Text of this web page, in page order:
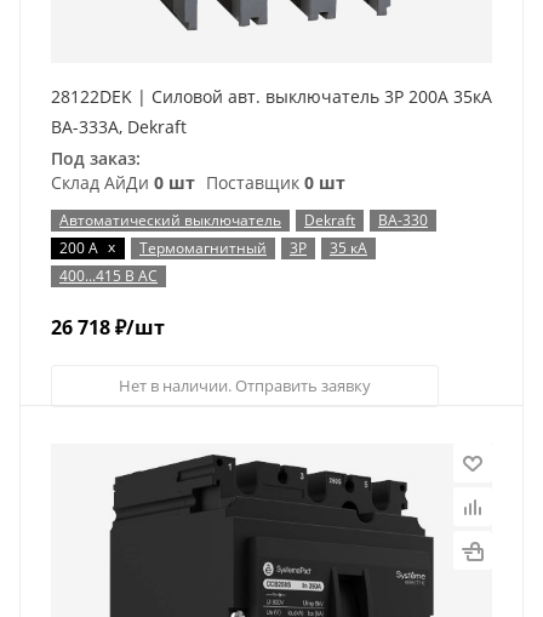
28122DEK | Силовой авт. выключатель 3P 200A 35кА
ВА-333А, Dekraft
Под заказ:
Склад АйДи 0 шт Поставщик 0 шт
Автоматический выключатель Dekraft
ВА-330
200 А x Термомагнитный 3P
35 кА
400...415 В AC
26 718₽/шт
Нет в наличии. Отправить заявку